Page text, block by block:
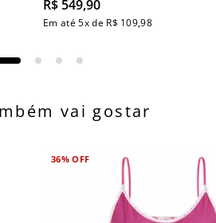
R$549,90
Em até5x de R$ 109,98
vai gostar
36%OFF